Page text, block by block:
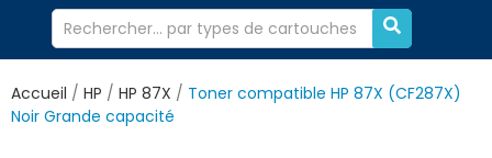
Accueil HP HP 87X
Toner compatible HP 87X (CF287X)
Noir Grande capacité